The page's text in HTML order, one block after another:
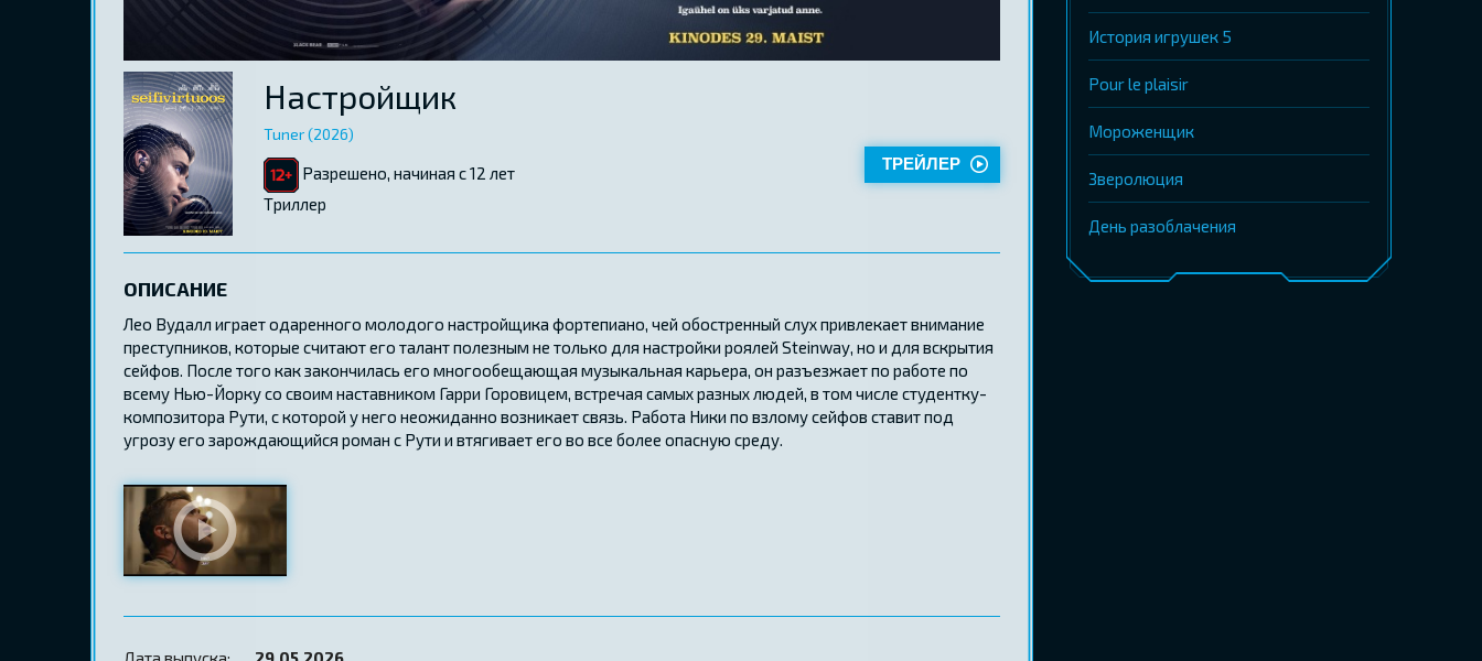
Настройщик
Tuner (2026)
Разрешено, начиная с 12 лет
Tриллер
ТРЕЙЛЕР
ОПИСАНИЕ
Лео Вудалл играет одаренного молодого настройщика фортепиано, чей обостренный слух привлекает внимание
преступников, которые считают его талант полезным не только для настройки роялей Steinway, но и для вскрытия
сейфов. После того как закончилась его многообещающая музыкальная карьера, он разъезжает по работе по
всему Нью-Йорку со своим наставником Гарри Горовицем, встречая самых разных людей, в том числе студентку-
композитора Рути, с которой у него неожиданно возникает связь. Работа Ники по взлому сейфов ставит под
угрозу его зарождающийся роман с Рути и втягивает его во все более опасную среду.
История игрушек 5
Pour le plaisir
Мороженщик
Зверолюция
День разоблачения